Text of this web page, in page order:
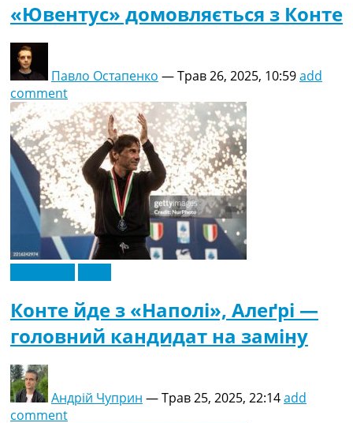
«Ювентус» домовляється з Конте
Павло Остапенко —Трав 26, 2025, 10:59add
comment
Конте йде з «Наполі», Алеґрі —
головний кандидат на заміну
Андрій Чуприн —Трав 25, 2025, 22:14add
comment